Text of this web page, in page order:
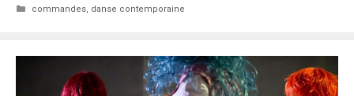
Catégories
commandes, danse contemporaine